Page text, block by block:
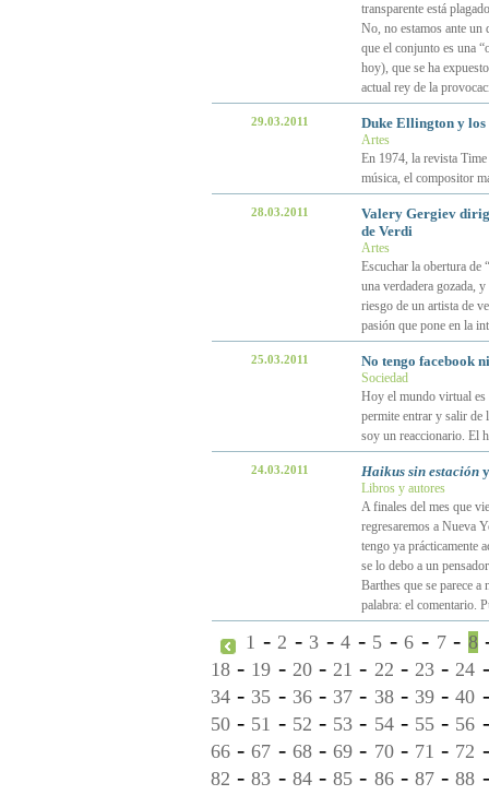
transparente está
No, no estamos ante un
que el conjunto es una
hoy), que se ha
actual rey de la
29.03.2011 Duke Ellington y los
Artes
En 1974, la revista
música, el compositor
28.03.2011
Valery Gergiev
de Verdi
Artes
Escuchar la obertura de
una verdadera gozada,
riesgo de un artista de
pasión que pone en la
25.03.2011 No tengo facebook
Sociedad
Hoy el mundo virtual es
permite entrar y salir de
soy un reaccionario. El
24.03.2011 Haikus sin estacióny
Libros y autores
A finales del mes que
regresaremos a Nueva
tengo ya prácticamente
se lo debo a un
Barthes que se parece
palabra: el comentario.
1 -2 - 3 -4 - 5 -6 - 7- 8
18 - 19 - 20-21 - 22 - 23-24
34 - 35 - 36- 37 - 38- 39-40
50 - 51 - 52 - 53 - 54- 55- 56
66 -67 - 68-69 - 70- 71 - 72
82 -83 - 84-85 - 86- 87-88